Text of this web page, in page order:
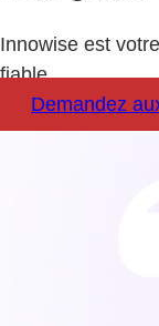
Innowise est
fiable.
Demandez